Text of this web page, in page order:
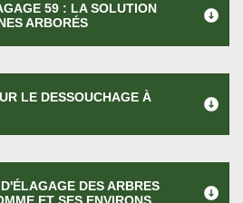
59 : LA SOLUTION
ARBORÉS
LE DESSOUCHAGE À
DES ARBRES